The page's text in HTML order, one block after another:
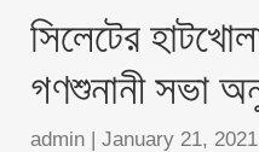
সিলেটের
গণশুনানী সভা
admin | January 21, 2021